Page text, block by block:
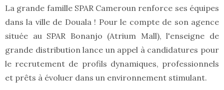
La grande famille SPAR Cameroun renforce ses équipes
dans la ville de Douala ! Pour le compte de son agence
située au SPAR Bonanjo (Atrium Mall), l'enseigne de
grande distribution lance un appel à candidatures pour
le recrutement de profils dynamiques, professionnels
et prêts à évoluer dans un environnement stimulant.